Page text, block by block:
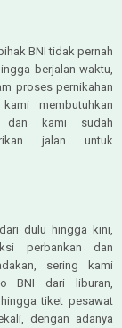
BNI tidak pernah
berjalan waktu,
proses pernikahan
membutuhkan
dan kami sudah
jalan untuk
dulu hingga kini,
perbankan dan
sering kami
BNI dari liburan,
tiket pesawat
dengan adanya